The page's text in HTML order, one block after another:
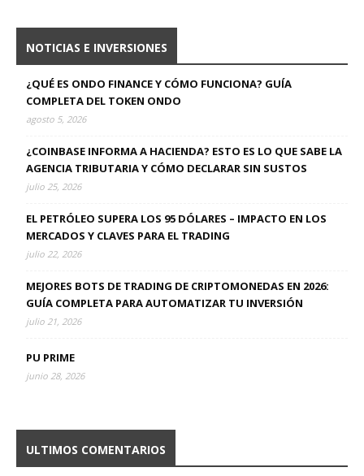
NOTICIAS E INVERSIONES
¿QUÉ ES ONDO FINANCE Y CÓMO FUNCIONA? GUÍA
COMPLETA DEL TOKEN ONDO
agosto 5, 2026
¿COINBASE INFORMA A HACIENDA? ESTO ES LO QUE SABE LA
AGENCIA TRIBUTARIA Y CÓMO DECLARAR SIN SUSTOS
julio 25, 2026
EL PETRÓLEO SUPERA LOS 95 DÓLARES – IMPACTO EN LOS
MERCADOS Y CLAVES PARA EL TRADING
julio 22, 2026
MEJORES BOTS DE TRADING DE CRIPTOMONEDAS EN 2026:
GUÍA COMPLETA PARA AUTOMATIZAR TU INVERSIÓN
julio 21, 2026
PU PRIME
junio 28, 2026
ULTIMOS COMENTARIOS